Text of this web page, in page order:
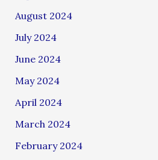
August 2024
July 2024
June 2024
May 2024
April 2024
March 2024
February 2024